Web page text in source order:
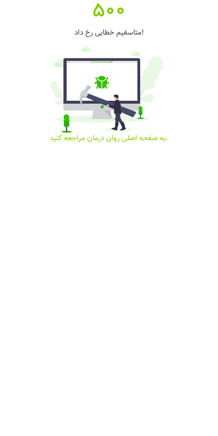
500
متاسفیم خطایی رخ داد!
به صفحه اصلی روان درمان مراجعه کنید.